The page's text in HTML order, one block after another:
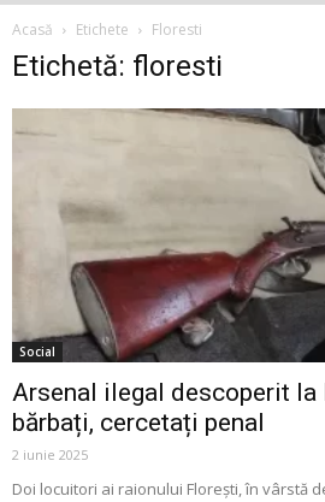
Acasă Etichete Floresti
Etichetă: floresti
Social
Arsenal ilegal descoperit la
bărbați, cercetați penal
2 iunie 2025
Doi locuitori ai raionului Florești, în vârstă